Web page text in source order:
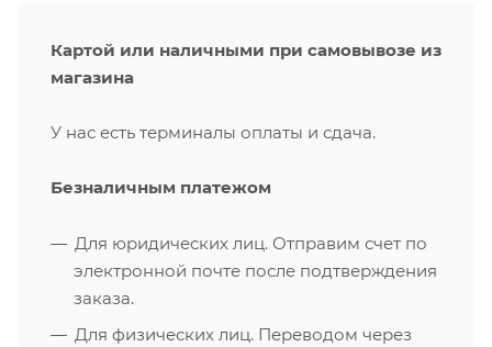
Картой или наличными при самовывозе из
магазина
У нас есть терминалы оплаты и сдача.
Безналичным платежом
Для юридических лиц. Отправим счет по
электронной почте после подтверждения
заказа.
Для физических лиц. Переводом через